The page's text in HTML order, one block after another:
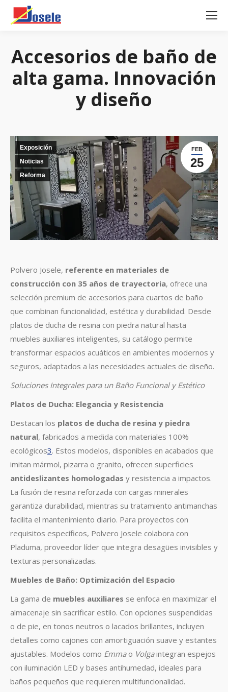
Accesorios de baño de
alta gama. Innovación
y diseño
FEB
25
Exposición
Noticias
Reforma
Polvero Josele, referente en materiales de
construcción con 35 años de trayectoria, ofrece una
selección premium de accesorios para cuartos de baño
que combinan funcionalidad, estética y durabilidad. Desde
platos de ducha de resina con piedra natural hasta
muebles auxiliares inteligentes, su catálogo permite
transformar espacios acuáticos en ambientes modernos y
seguros, adaptados a las necesidades actuales de diseño.
Soluciones Integrales para un Baño Funcional y Estético
Platos de Ducha: Elegancia y Resistencia
Destacan los platos de ducha de resina y piedra
natural, fabricados a medida con materiales 100%
ecológicos3. Estos modelos, disponibles en acabados que
imitan mármol, pizarra o granito, ofrecen superficies
antideslizantes homologadas y resistencia a impactos.
La fusión de resina reforzada con cargas minerales
garantiza durabilidad, mientras su tratamiento antimanchas
facilita el mantenimiento diario. Para proyectos con
requisitos específicos, Polvero Josele colabora con
Pladuma, proveedor líder que integra desagües invisibles y
texturas personalizadas.
Muebles de Baño: Optimización del Espacio
La gama de muebles auxiliares se enfoca en maximizar el
almacenaje sin sacrificar estilo. Con opciones suspendidas
o de pie, en tonos neutros o lacados brillantes, incluyen
detalles como cajones con amortiguación suave y estantes
ajustables. Modelos como Emmao Volgaintegran espejos
con iluminación LED y bases antihumedad, ideales para
baños pequeños que requieren multifuncionalidad.